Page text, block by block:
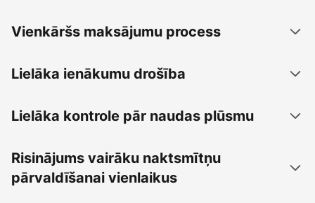
Vienkāršs maksājumu process
Lielāka ienākumu drošība
Lielāka kontrole pār naudas plūsmu
Risinājums vairāku naktsmītņu
pārvaldīšanai vienlaikus